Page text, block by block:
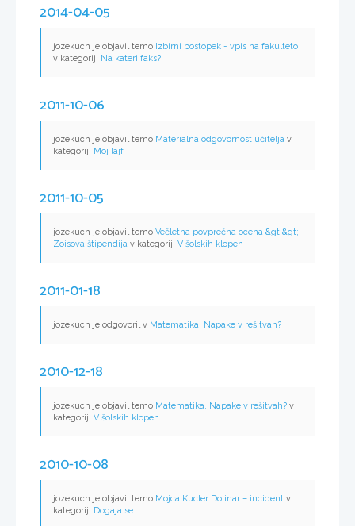
2014-04-05
jozekuch je objavil temo Izbirni postopek - vpis na fakulteto
v kategoriji Na kateri faks?
2011-10-06
jozekuch je objavil temo Materialna odgovornost učitelja v
kategoriji Moj lajf
2011-10-05
jozekuch je objavil temo Večletna povprečna ocena &gt;&gt;
Zoisova štipendija v kategoriji V šolskih klopeh
2011-01-18
jozekuch je odgovoril v Matematika. Napake v rešitvah?
2010-12-18
jozekuch je objavil temo Matematika. Napake v rešitvah? v
kategoriji V šolskih klopeh
2010-10-08
jozekuch je objavil temo Mojca Kucler Dolinar – incident v
kategoriji Dogaja se